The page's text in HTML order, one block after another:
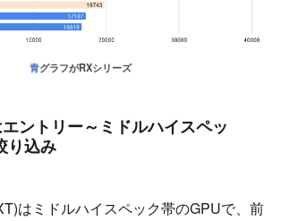
青グラフがRXシリーズ
ントリー～ミドルハイスペッ
り込み
はミドルハイスペック帯のGPUで、前